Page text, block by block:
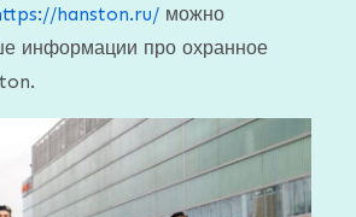
hanston.ru/ можно
информации про охранное